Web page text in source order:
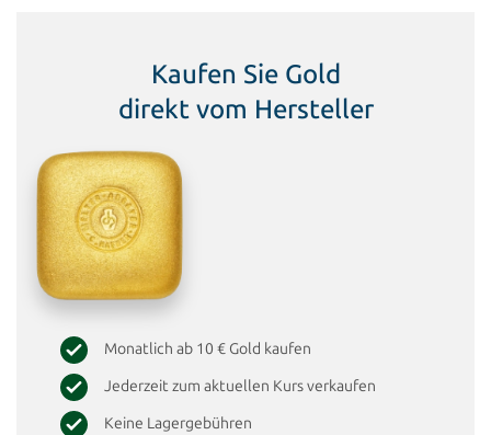
Kaufen Sie Gold
direkt vom Hersteller
Monatlich ab 10 € Gold kaufen
Jederzeit zum aktuellen Kurs verkaufen
Keine Lagergebühren